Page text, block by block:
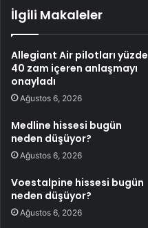
İlgili Makaleler
Allegiant Air pilotları yüzde
40 zam içeren anlaşmayı
onayladı
Ağustos 6, 2026
Medline hissesi bugün
neden düşüyor?
Ağustos 6, 2026
Voestalpine hissesi bugün
neden düşüyor?
Ağustos 6, 2026